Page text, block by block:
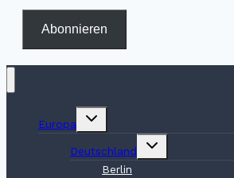
Abonnieren
Europa
Untermenü
Deutschland
Untermenü
Berlin